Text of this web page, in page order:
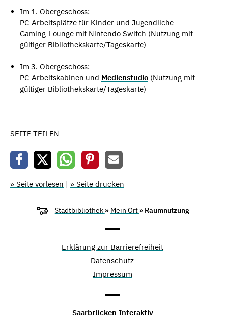
Im 1. Obergeschoss:
PC-Arbeitsplätze für Kinder und Jugendliche
Gaming-Lounge mit Nintendo Switch (Nutzung mit
gültiger Bibliothekskarte/Tageskarte)
Im 3. Obergeschoss:
PC-Arbeitskabinen und Medienstudio(Nutzung mit
gültiger Bibliothekskarte/Tageskarte)
SEITE TEILEN
» Seite vorlesen | » Seite drucken
Stadtbibliothek » Mein Ort » Raumnutzung
Erklärung zur Barrierefreiheit
Datenschutz
Impressum
Saarbrücken Interaktiv